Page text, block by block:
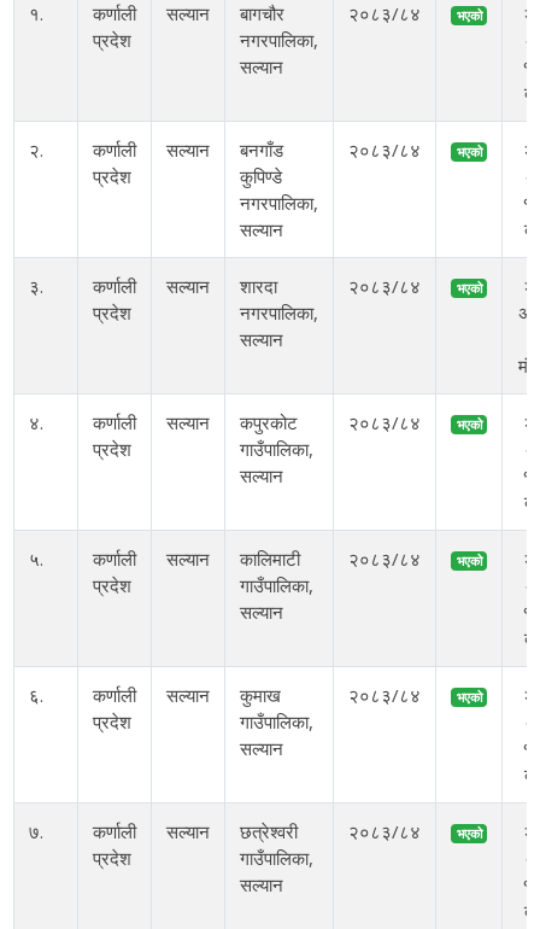
१.
कर्णाली
प्रदेश
सल्यान
बागचौर
नगरपालिका,
सल्यान
२०८३/८४ भएको
२.
कर्णाली
प्रदेश
सल्यान
बनगाँड
कुपिण्डे
नगरपालिका,
सल्यान
२०८३/८४ भएको
३.
कर्णाली
प्रदेश
सल्यान
शारदा
नगरपालिका,
सल्यान
२०८३/८४ भएको
४.
कर्णाली
प्रदेश
सल्यान
कपुरकोट
गाउँपालिका,
सल्यान
२०८३/८४ भएको
५.
कर्णाली
प्रदेश
सल्यान
कालिमाटी
गाउँपालिका,
सल्यान
२०८३/८४ भएको
६.
कर्णाली
प्रदेश
सल्यान
कुमाख
गाउँपालिका,
सल्यान
२०८३/८४ भएको
७.
कर्णाली
प्रदेश
सल्यान
छत्रेश्वरी
गाउँपालिका,
सल्यान
२०८३/८४ भएको